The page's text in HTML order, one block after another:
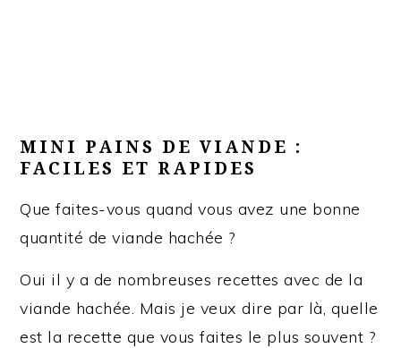
MINI PAINS DE VIANDE :
FACILES ET RAPIDES
Que faites-vous quand vous avez une bonne
quantité de viande hachée ?
Oui il y a de nombreuses recettes avec de la
viande hachée. Mais je veux dire par là, quelle
est la recette que vous faites le plus souvent ?